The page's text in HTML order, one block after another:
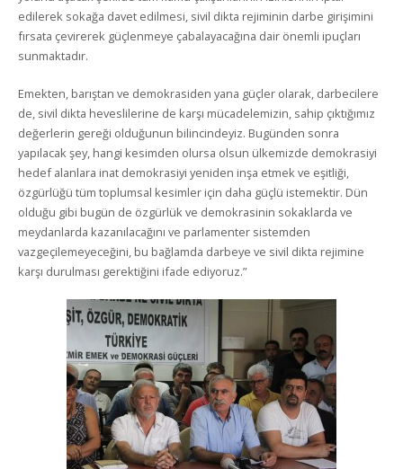
edilerek sokağa davet edilmesi, sivil dikta rejiminin darbe girişimini
fırsata çevirerek güçlenmeye çabalayacağına dair önemli ipuçları
sunmaktadır.
Emekten, barıştan ve demokrasiden yana güçler olarak, darbecilere
de, sivil dikta heveslilerine de karşı mücadelemizin, sahip çıktığımız
değerlerin gereği olduğunun bilincindeyiz. Bugünden sonra
yapılacak şey, hangi kesimden olursa olsun ülkemizde demokrasiyi
hedef alanlara inat demokrasiyi yeniden inşa etmek ve eşitliği,
özgürlüğü tüm toplumsal kesimler için daha güçlü istemektir. Dün
olduğu gibi bugün de özgürlük ve demokrasinin sokaklarda ve
meydanlarda kazanılacağını ve parlamenter sistemden
vazgeçilemeyeceğini, bu bağlamda darbeye ve sivil dikta rejimine
karşı durulması gerektiğini ifade ediyoruz.”